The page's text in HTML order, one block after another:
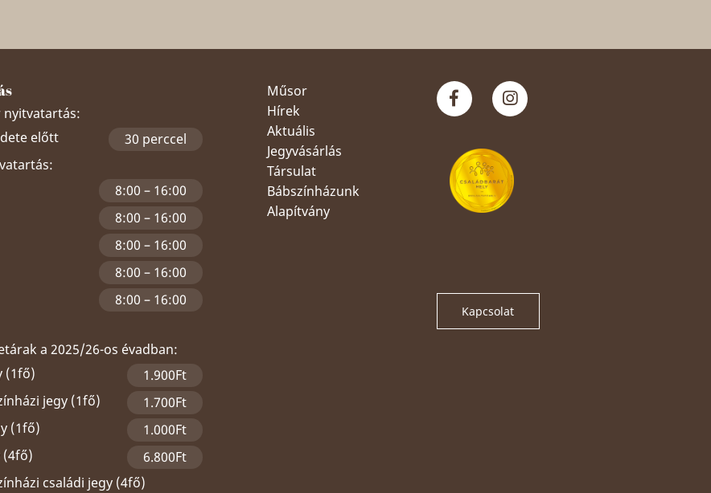
nyitvatartás:
előtt
30 perccel
8:00 – 16:00
8:00 – 16:00
8:00 – 16:00
8:00 – 16:00
8:00 – 16:00
a 2025/26-os évadban:
(1fő)
1.900Ft
jegy (1fő)
1.700Ft
(1fő)
1.000Ft
(4fő)
6.800Ft
családi jegy (4fő)
Műsor
Hírek
Aktuális
Jegyvásárlás
Társulat
Bábszínházunk
Alapítvány
Kapcsolat